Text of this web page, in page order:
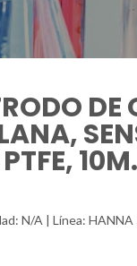
DE
N/A | Línea: HANNA